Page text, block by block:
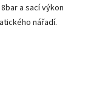
a sací výkon
nářadí.